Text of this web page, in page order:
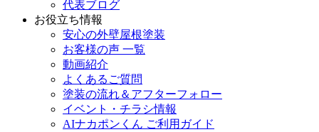
代表ブログ
お役立ち情報
安心の外壁屋根塗装
お客様の声 一覧
動画紹介
よくあるご質問
塗装の流れ＆アフターフォロー
イベント・チラシ情報
AIナカポンくん ご利用ガイド